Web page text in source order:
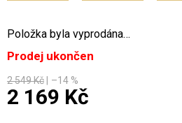
Položka byla vyprodána…
Prodej ukončen
2 549 Kč
–14 %
2 169 Kč